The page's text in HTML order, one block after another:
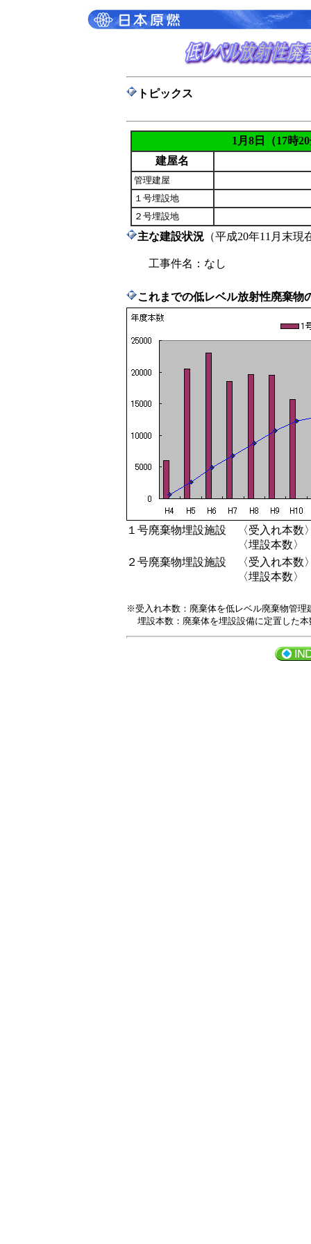
トピックス
1月8日（17時
建屋名
管理建屋
１号埋設地
２号埋設地
主な建設状況（平成20年11月末現
工事件名：なし
これまでの低レベル放射性廃棄物
１号廃棄物埋設施設
〈受入れ本数
〈埋設本数〉
２号廃棄物埋設施設
〈受入れ本数
〈埋設本数〉
※受入れ本数：廃棄体を低レベル廃棄物管理
埋設本数：廃棄体を埋設設備に定置した本